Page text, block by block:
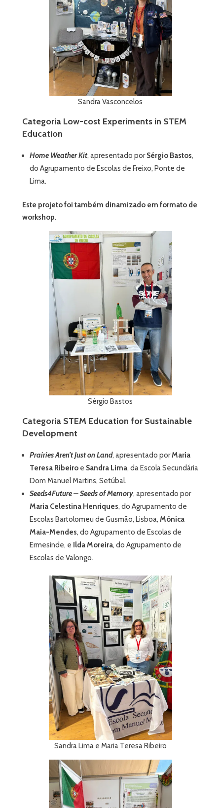
Sandra Vasconcelos
Categoria Low-cost Experiments in STEM
Education
Home Weather Kit, apresentado porSérgio Bastos,
do Agrupamento de Escolas de Freixo, Ponte de
Lima.
Este projeto foi também dinamizado em formato de
workshop.
Sérgio Bastos
Categoria STEM Education for Sustainable
Development
Prairies Aren’t Just on Land, apresentado porMaria
Teresa Ribeiroe Sandra Lima, da Escola Secundária
Dom Manuel Martins, Setúbal.
Seeds4Future – Seeds of Memory, apresentado por
Maria Celestina Henriques, do Agrupamento de
Escolas Bartolomeu de Gusmão, Lisboa, Mónica
Maia-Mendes, do Agrupamento de Escolas de
Ermesinde, e Ilda Moreira, do Agrupamento de
Escolas de Valongo.
Sandra Lima e Maria Teresa Ribeiro